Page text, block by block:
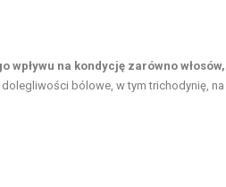
na kondycję zarówno włosów,
bólowe, w tym trichodynię, na